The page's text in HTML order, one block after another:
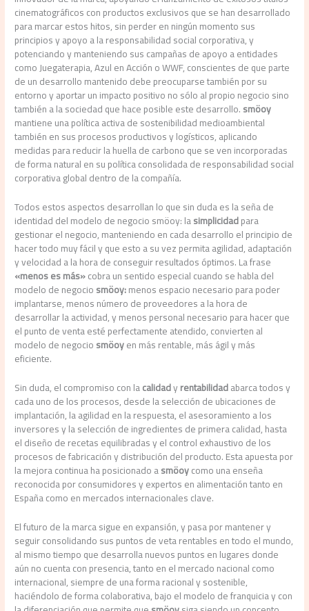
cinematográficos con productos exclusivos que se han desarrollado
para marcar estos hitos, sin perder en ningún momento sus
principios y apoyo a la responsabilidad social corporativa, y
potenciando y manteniendo sus campañas de apoyo a entidades
como Juegaterapia, Azul en Acción o WWF, conscientes de que parte
de un desarrollo mantenido debe preocuparse también por su
entorno y aportar un impacto positivo no sólo al propio negocio sino
también a la sociedad que hace posible este desarrollo.smöoy
mantiene una política activa de sostenibilidad medioambiental
también en sus procesos productivos y logísticos, aplicando
medidas para reducir la huella de carbono que se ven incorporadas
de forma natural en su política consolidada de responsabilidad social
corporativa global dentro de la compañía.
Todos estos aspectos desarrollan lo que sin duda es la seña de
identidad del modelo de negocio smöoy: lasimplicidadpara
gestionar el negocio, manteniendo en cada desarrollo el principio de
hacer todo muy fácil y que esto a su vez permita agilidad, adaptación
y velocidad a la hora de conseguir resultados óptimos. La frase
«menos es más»cobra un sentido especial cuando se habla del
modelo de negociosmöoy:menos espacio necesario para poder
implantarse, menos número de proveedores a la hora de
desarrollar la actividad, y menos personal necesario para hacer que
el punto de venta esté perfectamente atendido, convierten al
modelo de negociosmöoyen más rentable, más ágil y más
eficiente.
Sin duda, el compromiso con lacalidadyrentabilidadabarca todos y
cada uno de los procesos, desde la selección de ubicaciones de
implantación, la agilidad en la respuesta, el asesoramiento a los
inversores y la selección de ingredientes de primera calidad, hasta
el diseño de recetas equilibradas y el control exhaustivo de los
procesos de fabricación y distribución del producto. Esta apuesta por
la mejora continua ha posicionado asmöoycomo una enseña
reconocida por consumidores y expertos en alimentación tanto en
España como en mercados internacionales clave.
El futuro de la marca sigue en expansión, y pasa por mantener y
seguir consolidando sus puntos de veta rentables en todo el mundo,
al mismo tiempo que desarrolla nuevos puntos en lugares donde
aún no cuenta con presencia, tanto en el mercado nacional como
internacional, siempre de una forma racional y sostenible,
haciéndolo de forma colaborativa, bajo el modelo de franquicia y con